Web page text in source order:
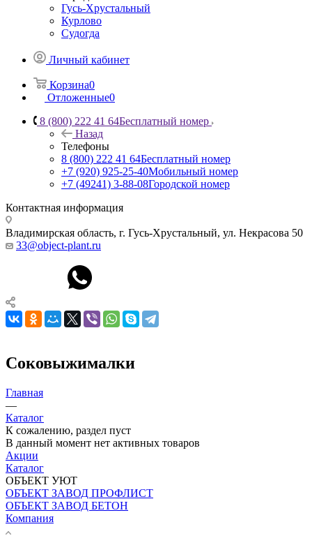
Гусь-Хрустальный
Курлово
Судогда
Личный кабинет
Корзина0
Отложенные0
8 (800) 222 41 64Бесплатный номер
Назад
Телефоны
8 (800) 222 41 64Бесплатный номер
+7 (920) 925-25-40Мобильный номер
+7 (49241) 3-88-08Городской номер
Контактная информация
Владимирская область, г. Гусь-Хрустальный, ул. Некрасова 50
33@object-plant.ru
Соковыжималки
Главная
—
Каталог
К сожалению, раздел пуст
В данный момент нет активных товаров
Акции
Каталог
ОБЪЕКТ УЮТ
ОБЪЕКТ ЗАВОД ПРОФЛИСТ
ОБЪЕКТ ЗАВОД БЕТОН
Компания